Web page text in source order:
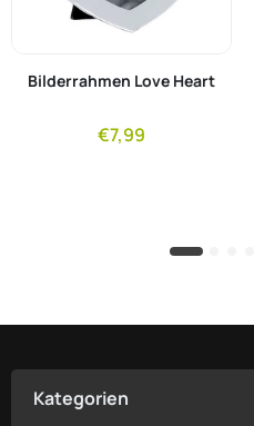
Bilderrahmen Love Heart
€7,99
Kategorien